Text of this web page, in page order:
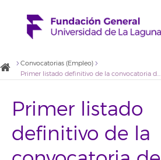
Convocatorias (Empleo)
Primer listado definitivo de la convocatoria de selección para constituir una bolsa de becas formativas de investigación para la Cátedra Cajamar del Sector Agroalimentario de la ULL
Primer listado
definitivo de la